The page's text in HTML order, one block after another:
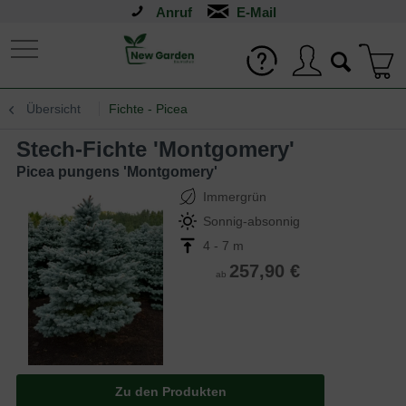
Anruf
Übersicht Fichte - Picea
Stech-Fichte 'Montgomery'
Picea pungens 'Montgomery'
Immergrün
Sonnig-absonnig
4 - 7 m
ab 257,90 €
Zu den Produkten